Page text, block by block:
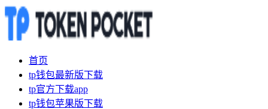
首页
tp钱包最新版下载
tp官方下载app
tp钱包苹果版下载